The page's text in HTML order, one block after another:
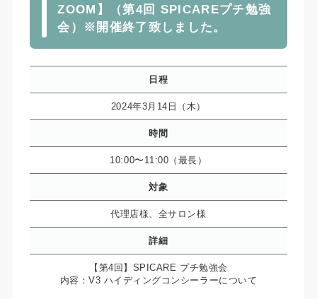
ZOOM】（第4回 SPICAREプチ勉強
会）※開催終了致しました。
日程
2024年3月14日（木）
時間
10:00〜11:00（最長）
対象
代理店様、全サロン様
詳細
【第4回】SPICARE プチ勉強会
内容：V3 ハイディングコンシーラーについて